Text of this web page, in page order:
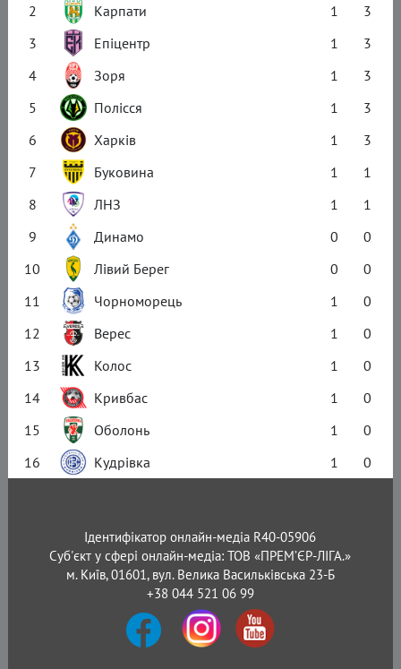
2
Карпати 1
3
3
Епіцентр 1
3
4
Зоря 1
3
5
Полісся 1
3
6
Харків 1
3
7
Буковина 1
1
8
ЛНЗ 1
1
9
Динамо 0
0
10
Лівий Берег 0
0
11
Чорноморець 1
0
12
Верес 1
0
13
Колос 1
0
14
Кривбас 1
0
15
Оболонь 1
0
16
Кудрівка 1 0
Ідентифікатор онлайн-медіа R40-05906
Суб'єкт у сфері онлайн-медіа: ТОВ «ПРЕМ’ЄР-ЛІГА.»
м. Київ, 01601, вул. Велика Васильківська 23-Б
+38 044 521 06 99